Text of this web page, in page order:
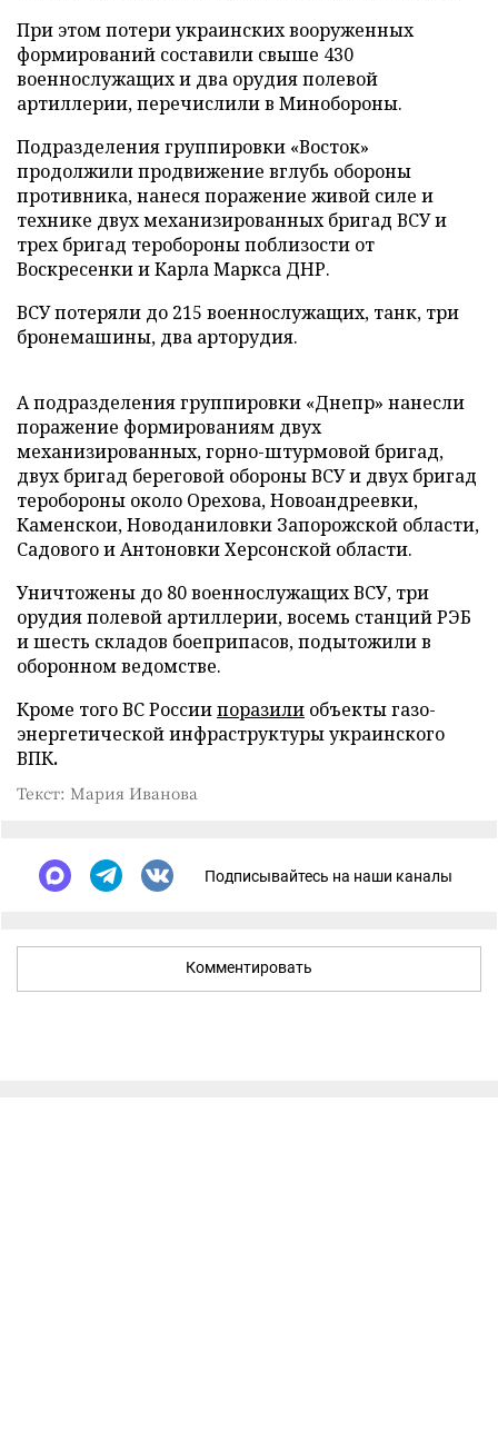
При этом потери украинских вооруженных
формирований составили свыше 430
военнослужащих и два орудия полевой
артиллерии, перечислили в Минобороны.
Подразделения группировки «Восток»
продолжили продвижение вглубь обороны
противника, нанеся поражение живой силе и
технике двух механизированных бригад ВСУ и
трех бригад теробороны поблизости от
Воскресенки и Карла Маркса ДНР.
ВСУ потеряли до 215 военнослужащих, танк, три
бронемашины, два арторудия.
А подразделения группировки «Днепр» нанесли
поражение формированиям двух
механизированных, горно-штурмовой бригад,
двух бригад береговой обороны ВСУ и двух бригад
теробороны около Орехова, Новоандреевки,
Каменскои, Новоданиловки Запорожской области,
Садового и Антоновки Херсонской области.
Уничтожены до 80 военнослужащих ВСУ, три
орудия полевой артиллерии, восемь станций РЭБ
и шесть складов боеприпасов, подытожили в
оборонном ведомстве.
Кроме того ВС Россиипоразили объекты газо-
энергетической инфраструктуры украинского
ВПК.
Текст: Мария Иванова
Подписывайтесь на наши каналы
Комментировать